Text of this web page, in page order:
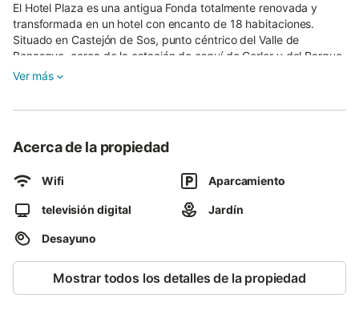
El Hotel Plaza es una antigua Fonda totalmente renovada y
transformada en un hotel con encanto de 18 habitaciones.
Situado en Castejón de Sos, punto céntrico del Valle de
Benasque, cerca de la estación de esquí de Cerler y del Parque
Posets Maladeta. Su ubicación permite visitar otros valles del
descansar. Todas las habitaciones tienen baño completo,
especiales equipadas con televisión LCD, hidromasaje.
Ver más
Acerca de la propiedad
Wifi Aparcamiento
televisión digital Jardín
Desayuno
Mostrar todos los detalles de la propiedad